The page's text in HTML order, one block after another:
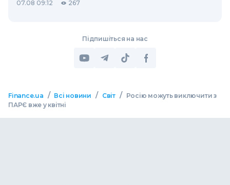
07.08 09:12 267
Підпишіться на нас
Finance.ua / Всі новини / Світ /
Росію можуть виключити з
ПАРЄ вже у квітні